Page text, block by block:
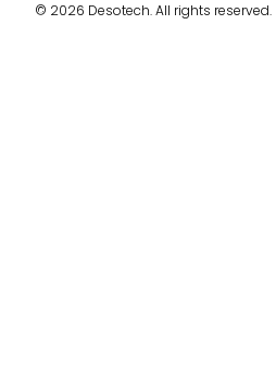
© 2026 Desotech. All rights reserved.